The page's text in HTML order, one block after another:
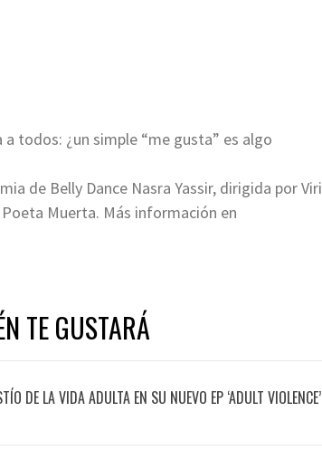
todos: ¿un simple “me gusta” es algo
de Belly Dance Nasra Yassir, dirigida por Viri
Muerta. Más información en
TE GUSTARÁ
DE LA VIDA ADULTA EN SU NUEVO EP ‘ADULT VIOLENCE’